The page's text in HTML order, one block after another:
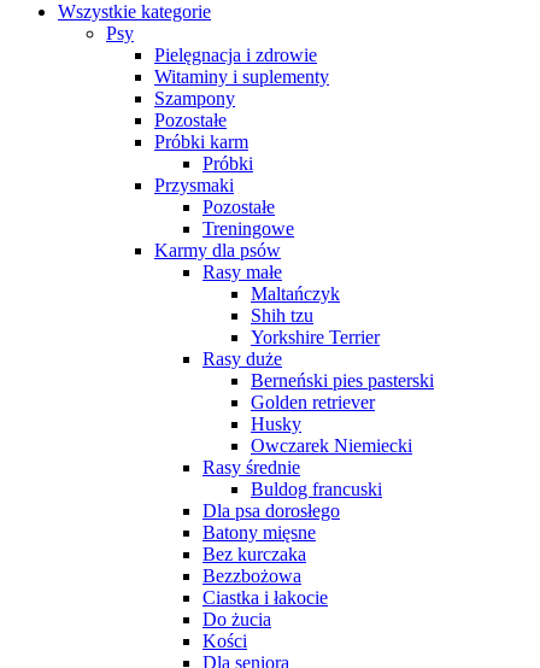
Wszystkie kategorie
Psy
Pielęgnacja i zdrowie
Witaminy i suplementy
Szampony
Pozostałe
Próbki karm
Próbki
Przysmaki
Pozostałe
Treningowe
Karmy dla psów
Rasy małe
Maltańczyk
Shih tzu
Yorkshire Terrier
Rasy duże
Berneński pies pasterski
Golden retriever
Husky
Owczarek Niemiecki
Rasy średnie
Buldog francuski
Dla psa dorosłego
Batony mięsne
Bez kurczaka
Bezzbożowa
Ciastka i łakocie
Do żucia
Kości
Dla seniora